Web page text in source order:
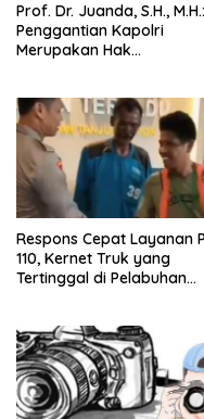
Prof. Dr. Juanda, S.H., M.H.:
Penggantian Kapolri
Merupakan Hak
Dipertimbangkan
Respons Cepat Layanan
110, Kernet Truk yang
Tertinggal di Pelabuhan
dengan Sopir